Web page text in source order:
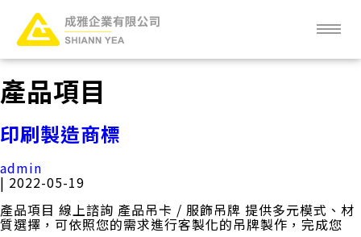
the
content
產品項目
產品項目
印刷製造商標
admin
| 2022-05-19
產品項目 線上諮詢 產品吊卡 / 服飾吊牌 提供多元模式、材
質選擇，可依照您的需求進行客製化的吊牌製作，完成您